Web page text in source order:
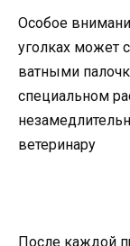
Особое
уголках может
ватными
специальном
ветеринару
После каждой